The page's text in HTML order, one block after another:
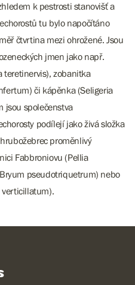
k pestrosti stanovišť a
tu bylo napočítáno
čtvrtina mezi ohrožené. Jsou
jmen jako např.
teretinervis), zobanitka
či kápěnka (Seligeria
jsou společenstva
podílejí jako živá složka
proměnlivý
Fabbroniovu (Pellia
pseudotriquetrum) nebo